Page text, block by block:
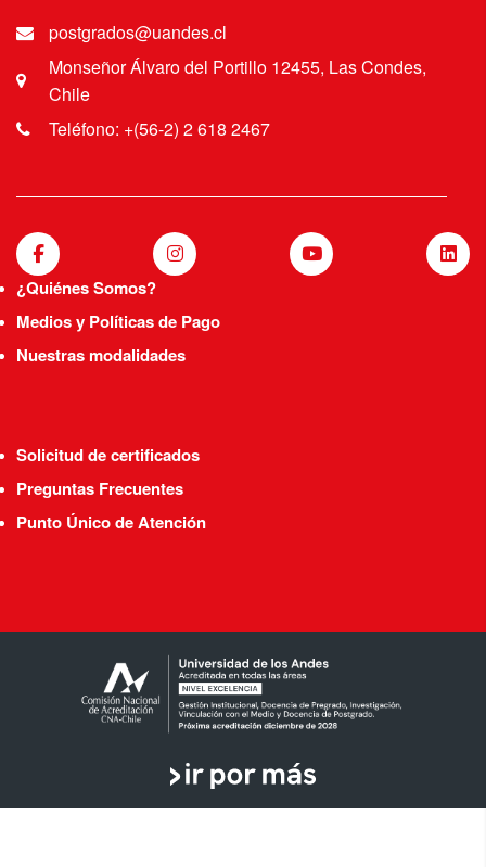
postgrados@uandes.cl
Monseñor Álvaro del Portillo 12455, Las Condes,
Chile
Teléfono: +(56-2) 2 618 2467
¿Quiénes Somos?
Medios y Políticas de Pago
Nuestras modalidades
Solicitud de certificados
Preguntas Frecuentes
Punto Único de Atención